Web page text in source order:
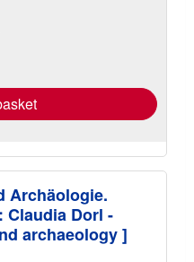
Archäologie.
Claudia Dorl -
archaeology ]